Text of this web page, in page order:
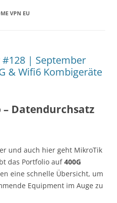
VPN EU
| September
& Wifi6 Kombigeräte
Datendurchsatz
und auch hier geht MikroTik
das Portfolio auf400G
eine schnelle Übersicht, um
Equipment im Auge zu